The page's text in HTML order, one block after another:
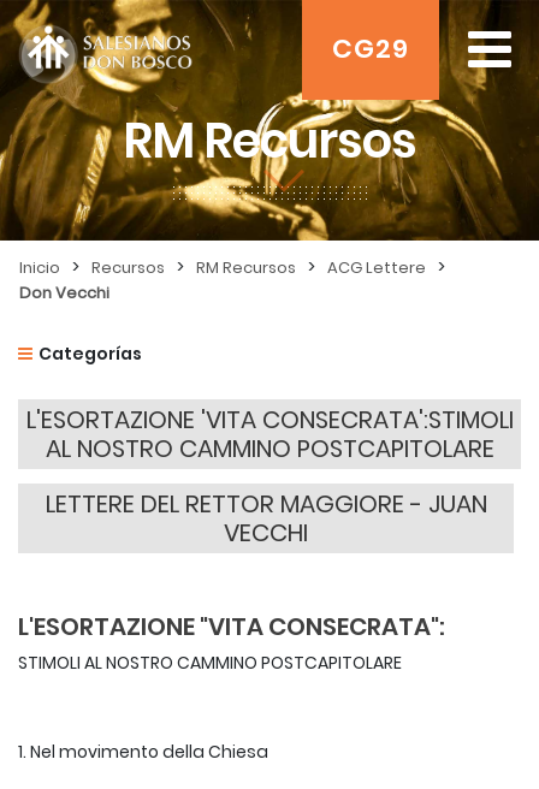
CG29
RM Recursos
Inicio > Recursos > RM Recursos > ACG Lettere >
Don Vecchi
Categorías
L'ESORTAZIONE 'VITA CONSECRATA':STIMOLI
AL NOSTRO CAMMINO POSTCAPITOLARE
LETTERE DEL RETTOR MAGGIORE - JUAN
VECCHI
L'ESORTAZIONE "VITA CONSECRATA":
STIMOLI AL NOSTRO CAMMINO POSTCAPITOLARE
1. Nel movimento della Chiesa